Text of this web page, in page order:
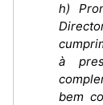
h)
à
bem